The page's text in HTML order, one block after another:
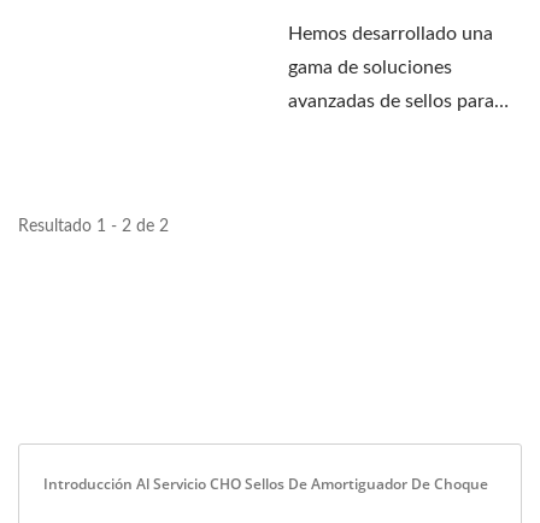
Hemos desarrollado una
gama de soluciones
avanzadas de sellos para
Resultado 1 - 2 de 2
Introducción Al Servicio CHO Sellos De Amortiguador De Choque